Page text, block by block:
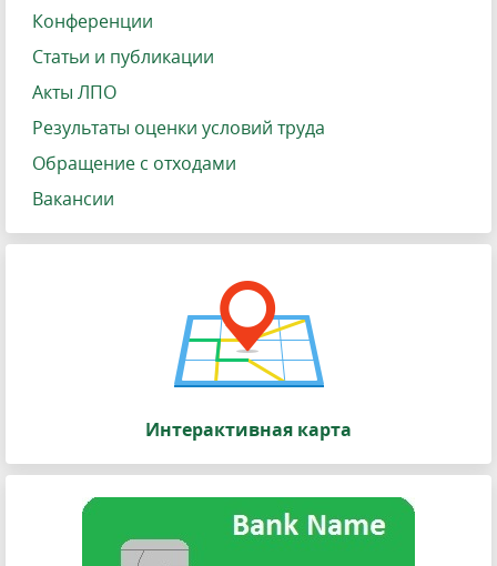
Конференции
Статьи и публикации
Акты ЛПО
Результаты оценки условий труда
Обращение с отходами
Вакансии
Интерактивная карта